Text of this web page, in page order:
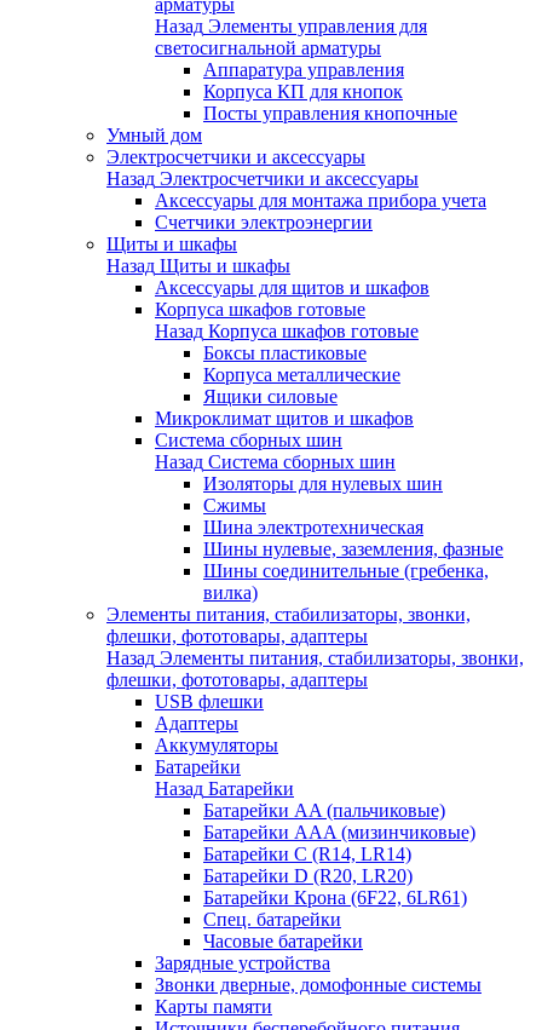
арматуры
Назад Элементы управления для
светосигнальной арматуры
Аппаратура управления
Корпуса КП для кнопок
Посты управления кнопочные
Умный дом
Электросчетчики и аксессуары
Назад Электросчетчики и аксессуары
Аксессуары для монтажа прибора учета
Счетчики электроэнергии
Щиты и шкафы
Назад Щиты и шкафы
Аксессуары для щитов и шкафов
Корпуса шкафов готовые
Назад Корпуса шкафов готовые
Боксы пластиковые
Корпуса металлические
Ящики силовые
Микроклимат щитов и шкафов
Система сборных шин
Назад Система сборных шин
Изоляторы для нулевых шин
Сжимы
Шина электротехническая
Шины нулевые, заземления, фазные
Шины соединительные (гребенка,
вилка)
Элементы питания, стабилизаторы, звонки,
флешки, фототовары, адаптеры
Назад Элементы питания, стабилизаторы, звонки,
флешки, фототовары, адаптеры
USB флешки
Адаптеры
Аккумуляторы
Батарейки
Назад Батарейки
Батарейки AA (пальчиковые)
Батарейки AAA (мизинчиковые)
Батарейки C (R14, LR14)
Батарейки D (R20, LR20)
Батарейки Крона (6F22, 6LR61)
Спец. батарейки
Часовые батарейки
Зарядные устройства
Звонки дверные, домофонные системы
Карты памяти